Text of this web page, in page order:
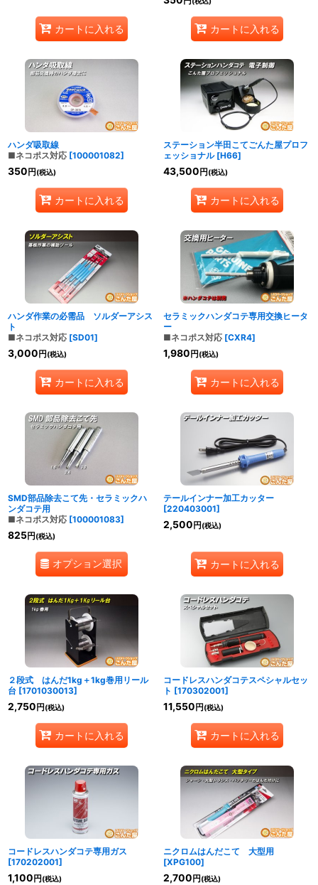
カートに入れる カートに入れる
ハンダ吸取線
■ネコポス対応 [100001082]
350 円 (税込)
カートに入れる
ステーション半田こてごんた屋プロフ
ェッショナル [H66]
43,500 円 (税込)
カートに入れる
ハンダ作業の必需品 ソルダーアシス
ト
■ネコポス対応 [SD01]
3,000 円 (税込)
カートに入れる
セラミックハンダコテ専用交換ヒータ
ー
■ネコポス対応 [CXR4]
1,980 円 (税込)
カートに入れる
SMD部品除去こて先・セラミックハ
ンダコテ用
■ネコポス対応 [100001083]
825円 (税込)
オプション選択
テールインナー加工カッター
[220403001]
2,500 円 (税込)
カートに入れる
２段式 はんだ1kg＋1kg巻用リール
台 [1701030013]
2,750 円 (税込)
カートに入れる
コードレスハンダコテスペシャルセッ
ト [170302001]
11,550 円 (税込)
カートに入れる
コードレスハンダコテ専用ガス
[170202001]
1,100 円 (税込)
ニクロムはんだこて 大型用
[XPG100]
2,700 円 (税込)